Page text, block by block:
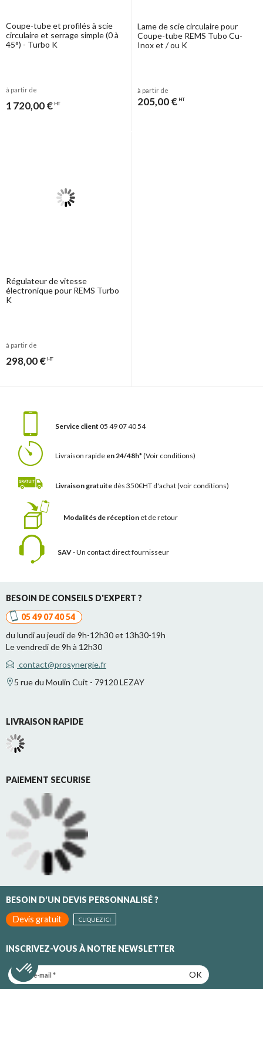
Coupe-tube et profilés à scie
circulaire et serrage simple (0 à
45°) - Turbo K
à partir de
1 720,00 € HT
Lame de scie circulaire pour
Coupe-tube REMS Tubo Cu-
Inox et / ou K
à partir de
205,00 € HT
Régulateur de vitesse
électronique pour REMS Turbo
K
à partir de
298,00 € HT
Service client 05 49 07 40 54
Livraison rapide en 24/48h*(Voir conditions)
Livraison gratuite dès 350€HT d'achat(voir conditions)
Modalités de réception et de retour
SAV- Un contact direct fournisseur
BESOIN DE CONSEILS D'EXPERT ?
05 49 07 40 54
du lundi au jeudi de 9h-12h30 et 13h30-19h
Le vendredi de 9h à 12h30
contact@prosynergie.fr
5 rue du Moulin Cuit - 79120 LEZAY
LIVRAISON RAPIDE
PAIEMENT SECURISE
BESOIN D'UN DEVIS PERSONNALISÉ ?
Devis gratuit
CLIQUEZ ICI
INSCRIVEZ-VOUS À NOTRE NEWSLETTER
OK